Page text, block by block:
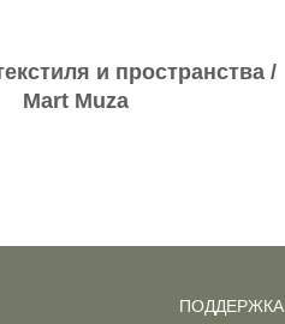
и пространства /
Mart Muza
ПОДДЕРЖКА